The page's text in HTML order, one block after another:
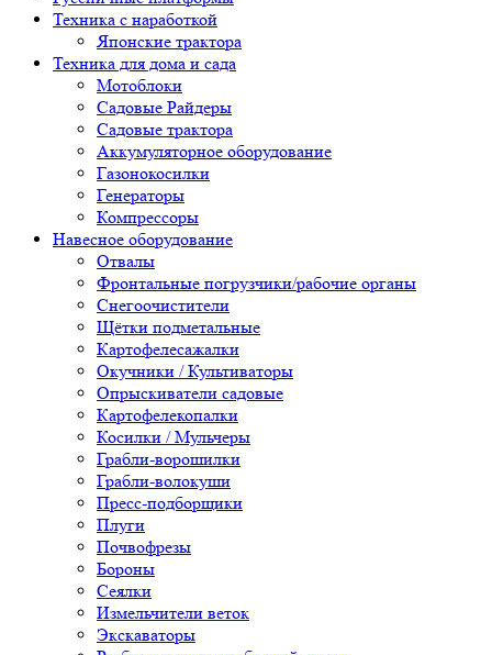
Техника с наработкой
Японские трактора
Техника для дома и сада
Мотоблоки
Садовые Райдеры
Садовые трактора
Аккумуляторное оборудование
Газонокосилки
Генераторы
Компрессоры
Навесное оборудование
Отвалы
Фронтальные погрузчики/рабочие органы
Снегоочистители
Щётки подметальные
Картофелесажалки
Окучники / Культиваторы
Опрыскиватели садовые
Картофелекопалки
Косилки / Мульчеры
Грабли-ворошилки
Грабли-волокуши
Пресс-подборщики
Плуги
Почвофрезы
Бороны
Сеялки
Измельчители веток
Экскаваторы